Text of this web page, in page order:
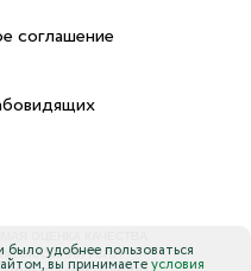
соглашение
удобнее пользоваться
вы принимаетеусловия